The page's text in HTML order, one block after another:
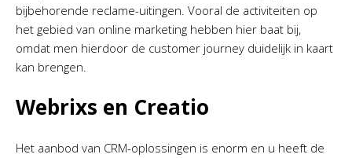
bijbehorende reclame-uitingen. Vooral de activiteiten op
het gebied van online marketing hebben hier baat bij,
omdat men hierdoor de customer journey duidelijk in kaart
kan brengen.
Webrixs en Creatio
Het aanbod van CRM-oplossingen is enorm en u heeft de